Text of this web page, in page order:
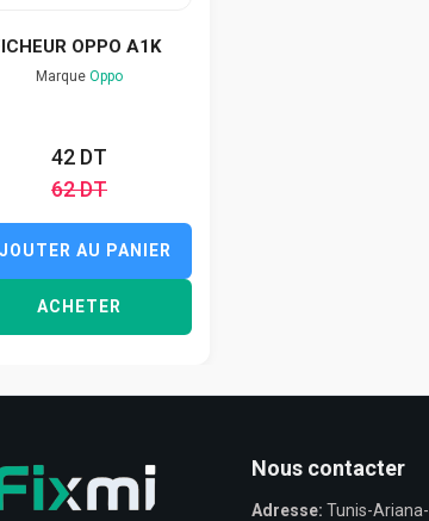
OPPO A1K
Marque Oppo
42 DT
62 DT
AU PANIER
ACHETER
Nous contacter
Adresse: Tunis-